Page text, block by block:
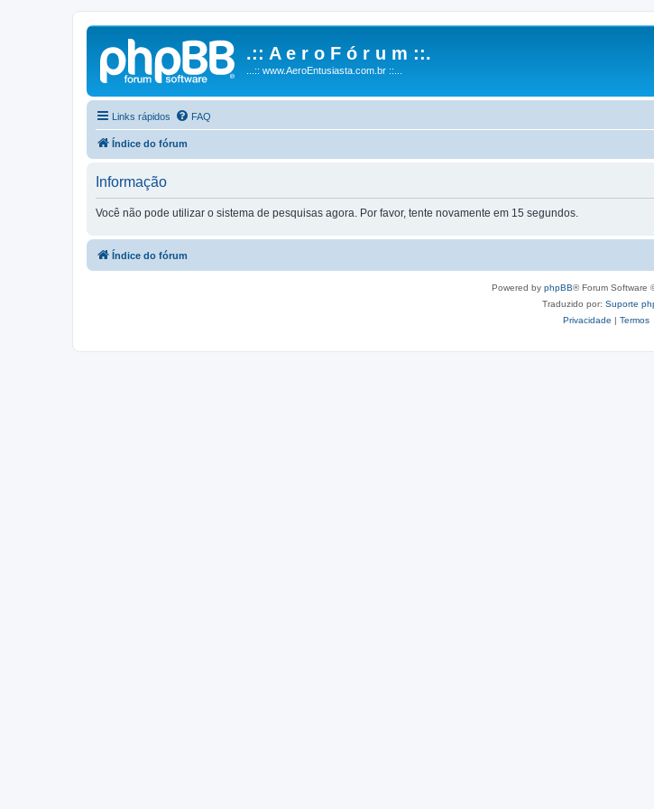
.:: A e r o F ó r u m ::.
...:: www.AeroEntusiasta.com.br ::...
Links rápidos FAQ
Índice do fórum
Informação
Você não pode utilizar o sistema de pesquisas agora. Por favor, tente novamente em 15 segundos.
Índice do fórum
Powered by phpBB® Forum Software
Traduzido por: Suporte
Privacidade | Termos